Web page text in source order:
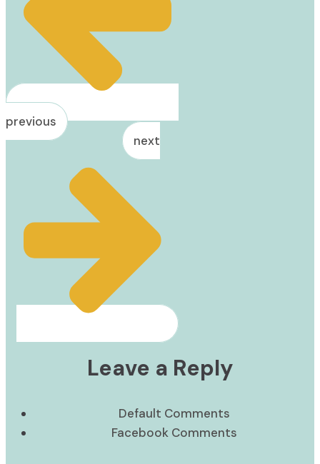
previous
next
Leave a Reply
Default Comments
Facebook Comments